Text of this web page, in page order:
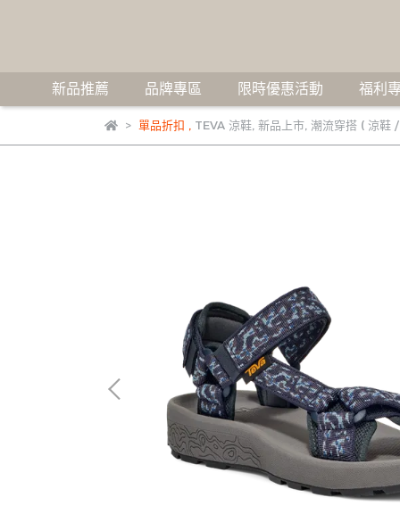
新品推薦 品牌專區 限時優惠活動 福利
單品折扣 , TEVA 涼鞋, 新品上市, 潮流穿搭 ( 涼鞋